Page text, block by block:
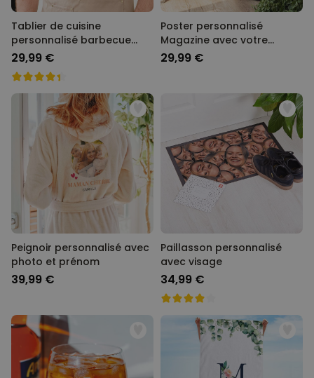
Tablier de cuisine
personnalisé barbecue
avec photo
29,99 €
Poster personnalisé
Magazine avec votre
animal
29,99 €
Peignoir personnalisé avec
photo et prénom
39,99 €
Paillasson personnalisé
avec visage
34,99 €